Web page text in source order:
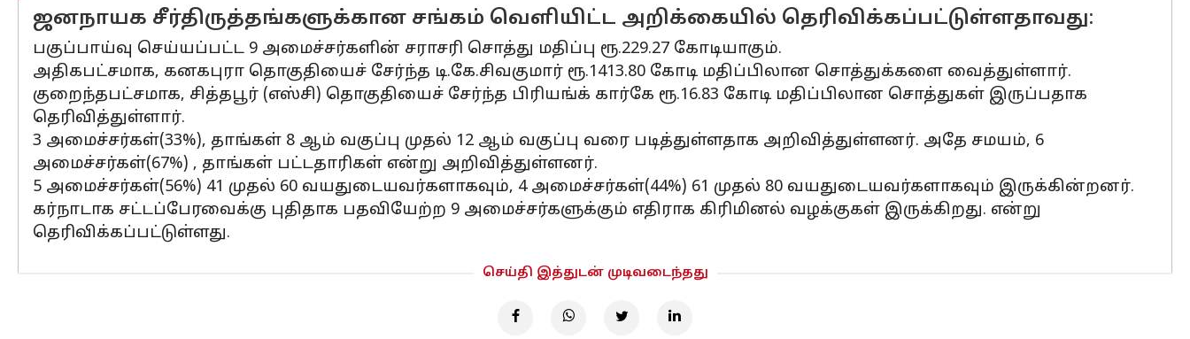
ஜனநாயக சீர்திருத்தங்களுக்கான சங்கம் வெளியிட்ட அறிக்கையில் தெரிவிக்கப்பட்டுள்ளதாவது:
பகுப்பாய்வு செய்யப்பட்ட 9 அமைச்சர்களின் சராசரி சொத்து மதிப்பு ரூ.229.27 கோடியாகும்.
அதிகபட்சமாக, கனகபுரா தொகுதியைச் சேர்ந்த டி.கே.சிவகுமார் ரூ.1413.80 கோடி மதிப்பிலான சொத்துக்களை வைத்துள்ளார்.
குறைந்தபட்சமாக, சித்தபூர் (எஸ்சி) தொகுதியைச் சேர்ந்த பிரியங்க் கார்கே ரூ.16.83 கோடி மதிப்பிலான சொத்துகள் இருப்பதாக
தெரிவித்துள்ளார்.
3 அமைச்சர்கள்(33%), தாங்கள் 8 ஆம் வகுப்பு முதல் 12 ஆம் வகுப்பு வரை படித்துள்ளதாக அறிவித்துள்ளனர். அதே சமயம், 6
அமைச்சர்கள்(67%) , தாங்கள் பட்டதாரிகள் என்று அறிவித்துள்ளனர்.
5 அமைச்சர்கள்(56%) 41 முதல் 60 வயதுடையவர்களாகவும், 4 அமைச்சர்கள்(44%) 61 முதல் 80 வயதுடையவர்களாகவும் இருக்கின்றனர்.
கர்நாடாக சட்டப்பேரவைக்கு புதிதாக பதவியேற்ற 9 அமைச்சர்களுக்கும் எதிராக கிரிமினல் வழக்குகள் இருக்கிறது. என்று
தெரிவிக்கப்பட்டுள்ளது.
செய்தி இத்துடன் முடிவடைந்தது